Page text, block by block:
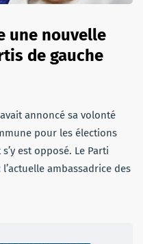
une nouvelle
de gauche
annoncé sa volonté
pour les élections
est opposé. Le Parti
ambassadrice des